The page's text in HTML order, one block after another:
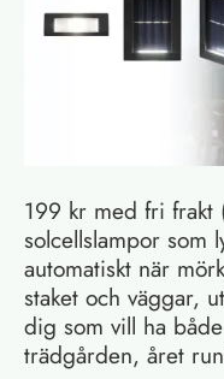
199 kr med fri
solcellslampor som
automatiskt när
staket och väggar,
dig som vill ha
trädgården, året